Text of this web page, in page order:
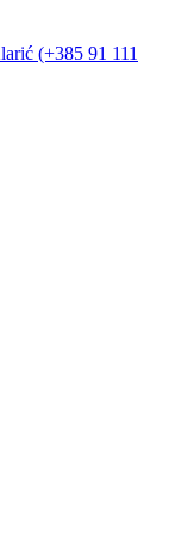
(+385 91 111